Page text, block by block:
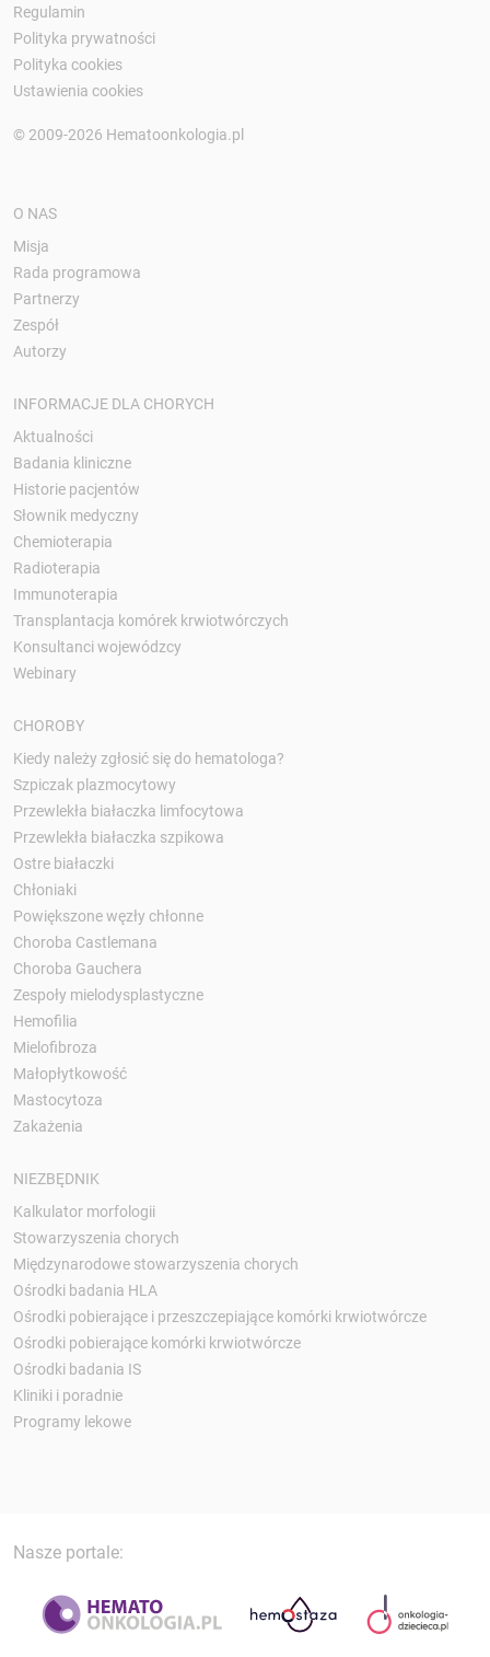
Regulamin
Polityka prywatności
Polityka cookies
Ustawienia cookies
© 2009-2026 Hematoonkologia.pl
O NAS
Misja
Rada programowa
Partnerzy
Zespół
Autorzy
INFORMACJE DLA CHORYCH
Aktualności
Badania kliniczne
Historie pacjentów
Słownik medyczny
Chemioterapia
Radioterapia
Immunoterapia
Transplantacja komórek krwiotwórczych
Konsultanci wojewódzcy
Webinary
CHOROBY
Kiedy należy zgłosić się do hematologa?
Szpiczak plazmocytowy
Przewlekła białaczka limfocytowa
Przewlekła białaczka szpikowa
Ostre białaczki
Chłoniaki
Powiększone węzły chłonne
Choroba Castlemana
Choroba Gauchera
Zespoły mielodysplastyczne
Hemofilia
Mielofibroza
Małopłytkowość
Mastocytoza
Zakażenia
NIEZBĘDNIK
Kalkulator morfologii
Stowarzyszenia chorych
Międzynarodowe stowarzyszenia chorych
Ośrodki badania HLA
Ośrodki pobierające i przeszczepiające komórki krwiotwórcze
Ośrodki pobierające komórki krwiotwórcze
Ośrodki badania IS
Kliniki i poradnie
Programy lekowe
Nasze portale: